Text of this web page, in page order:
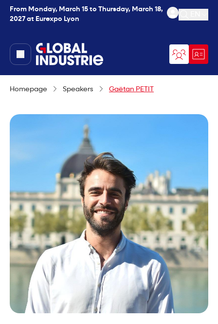
From Monday, March 15 to Thursday, March 18,
2027 at Eurexpo Lyon
Open
page.home
Homepage Speakers Gaëtan PETIT